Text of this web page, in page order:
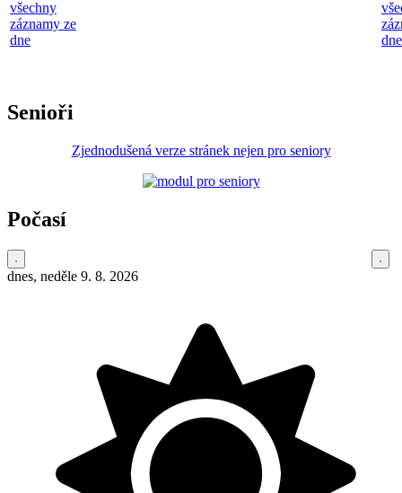
všechny
záznamy ze
dne
dne
Senioři
Zjednodušená verze stránek nejen pro seniory
Počasí
dnes, neděle 9. 8. 2026